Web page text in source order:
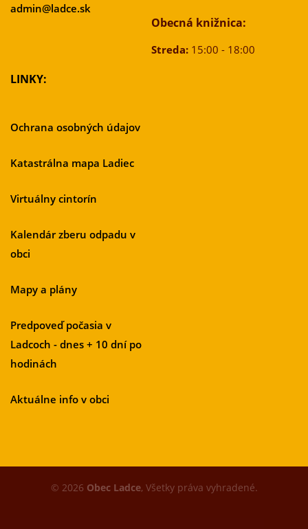
admin@ladce.sk
Obecná knižnica:
Streda:15:00 - 18:00
LINKY:
Ochrana osobných údajov
Katastrálna mapa Ladiec
Virtuálny cintorín
Kalendár zberu odpadu v
obci
Mapy a plány
Predpoveď počasia v
Ladcoch - dnes + 10 dní po
hodinách
Aktuálne info v obci
© 2026 Obec Ladce, Všetky práva vyhradené.